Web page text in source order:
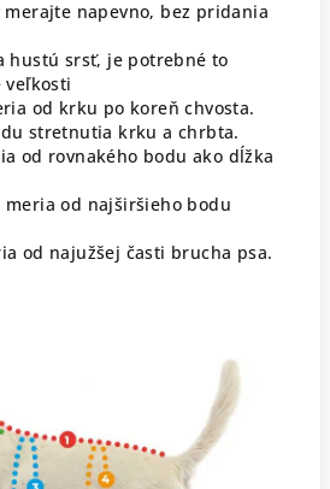
napevno, bez pridania
hustú srsť, je potrebné to
od krku po koreň chvosta.
stretnutia krku a chrbta.
od rovnakého bodu ako dĺžka
od najširšieho bodu
od najužšej časti brucha psa.